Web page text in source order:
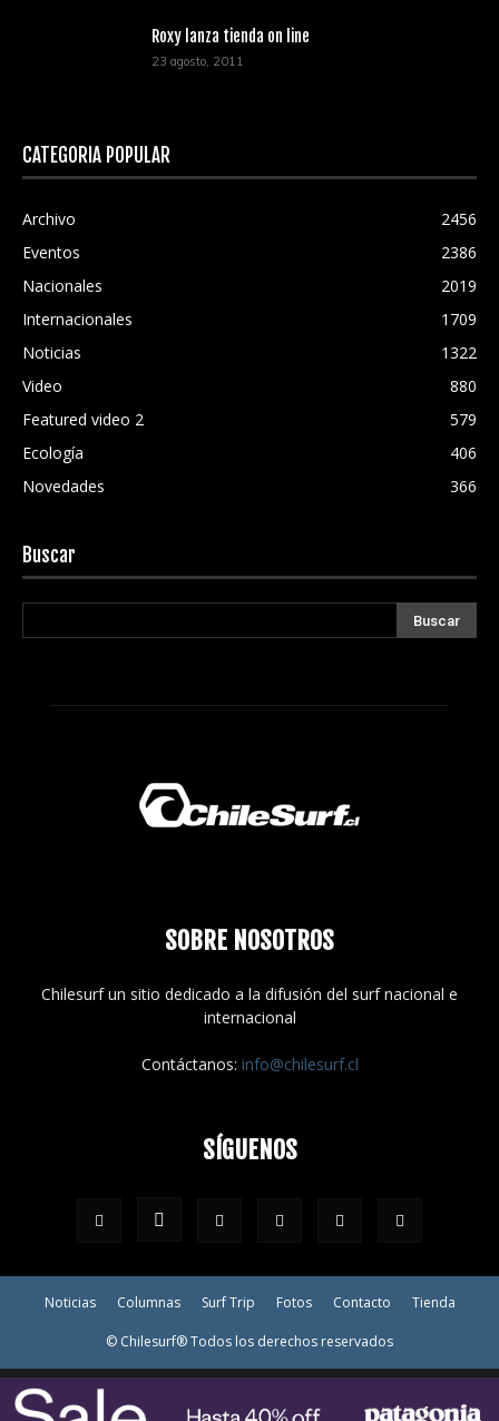
Roxy lanza tienda on line
23 agosto, 2011
CATEGORÍA POPULAR
Archivo
2456
Eventos
2386
Nacionales
2019
Internacionales
1709
Noticias
1322
Video
880
Featured video 2
579
Ecología
406
Novedades
366
Buscar
SOBRE NOSOTROS
Chilesurf un sitio dedicado a la difusión del surf nacional e
internacional
Contáctanos: info@chilesurf.cl
SÍGUENOS
Noticias Columnas Surf Trip Fotos Contacto Tienda
© Chilesurf® Todos los derechos reservados